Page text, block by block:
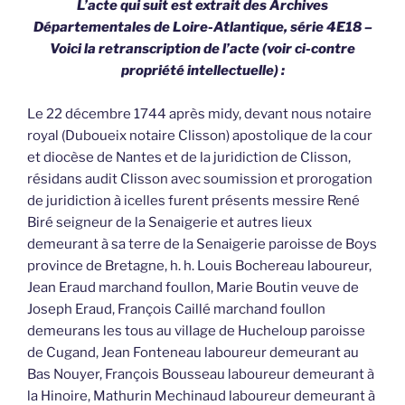
L’acte qui suit est extrait des Archives
Départementales de Loire-Atlantique, série 4E18 –
Voici la retranscription de l’acte (voir ci-contre
propriété intellectuelle) :
Le 22 décembre 1744 après midy, devant nous notaire
royal (Duboueix notaire Clisson) apostolique de la cour
et diocèse de Nantes et de la juridiction de Clisson,
résidans audit Clisson avec soumission et prorogation
de juridiction à icelles furent présents messire René
Biré seigneur de la Senaigerie et autres lieux
demeurant à sa terre de la Senaigerie paroisse de Boys
province de Bretagne, h. h. Louis Bochereau laboureur,
Jean Eraud marchand foullon, Marie Boutin veuve de
Joseph Eraud, François Caillé marchand foullon
demeurans les tous au village de Hucheloup paroisse
de Cugand, Jean Fonteneau laboureur demeurant au
Bas Nouyer, François Bousseau laboureur demeurant à
la Hinoire, Mathurin Mechinaud laboureur demeurant à